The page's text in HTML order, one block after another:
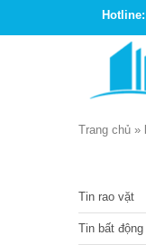
Trang chủ »
Tin rao vặt
Tin bất